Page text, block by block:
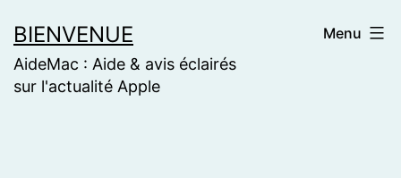
to
content
BIENVENUE
AideMac : Aide & avis éclairés
sur l'actualité Apple
Menu